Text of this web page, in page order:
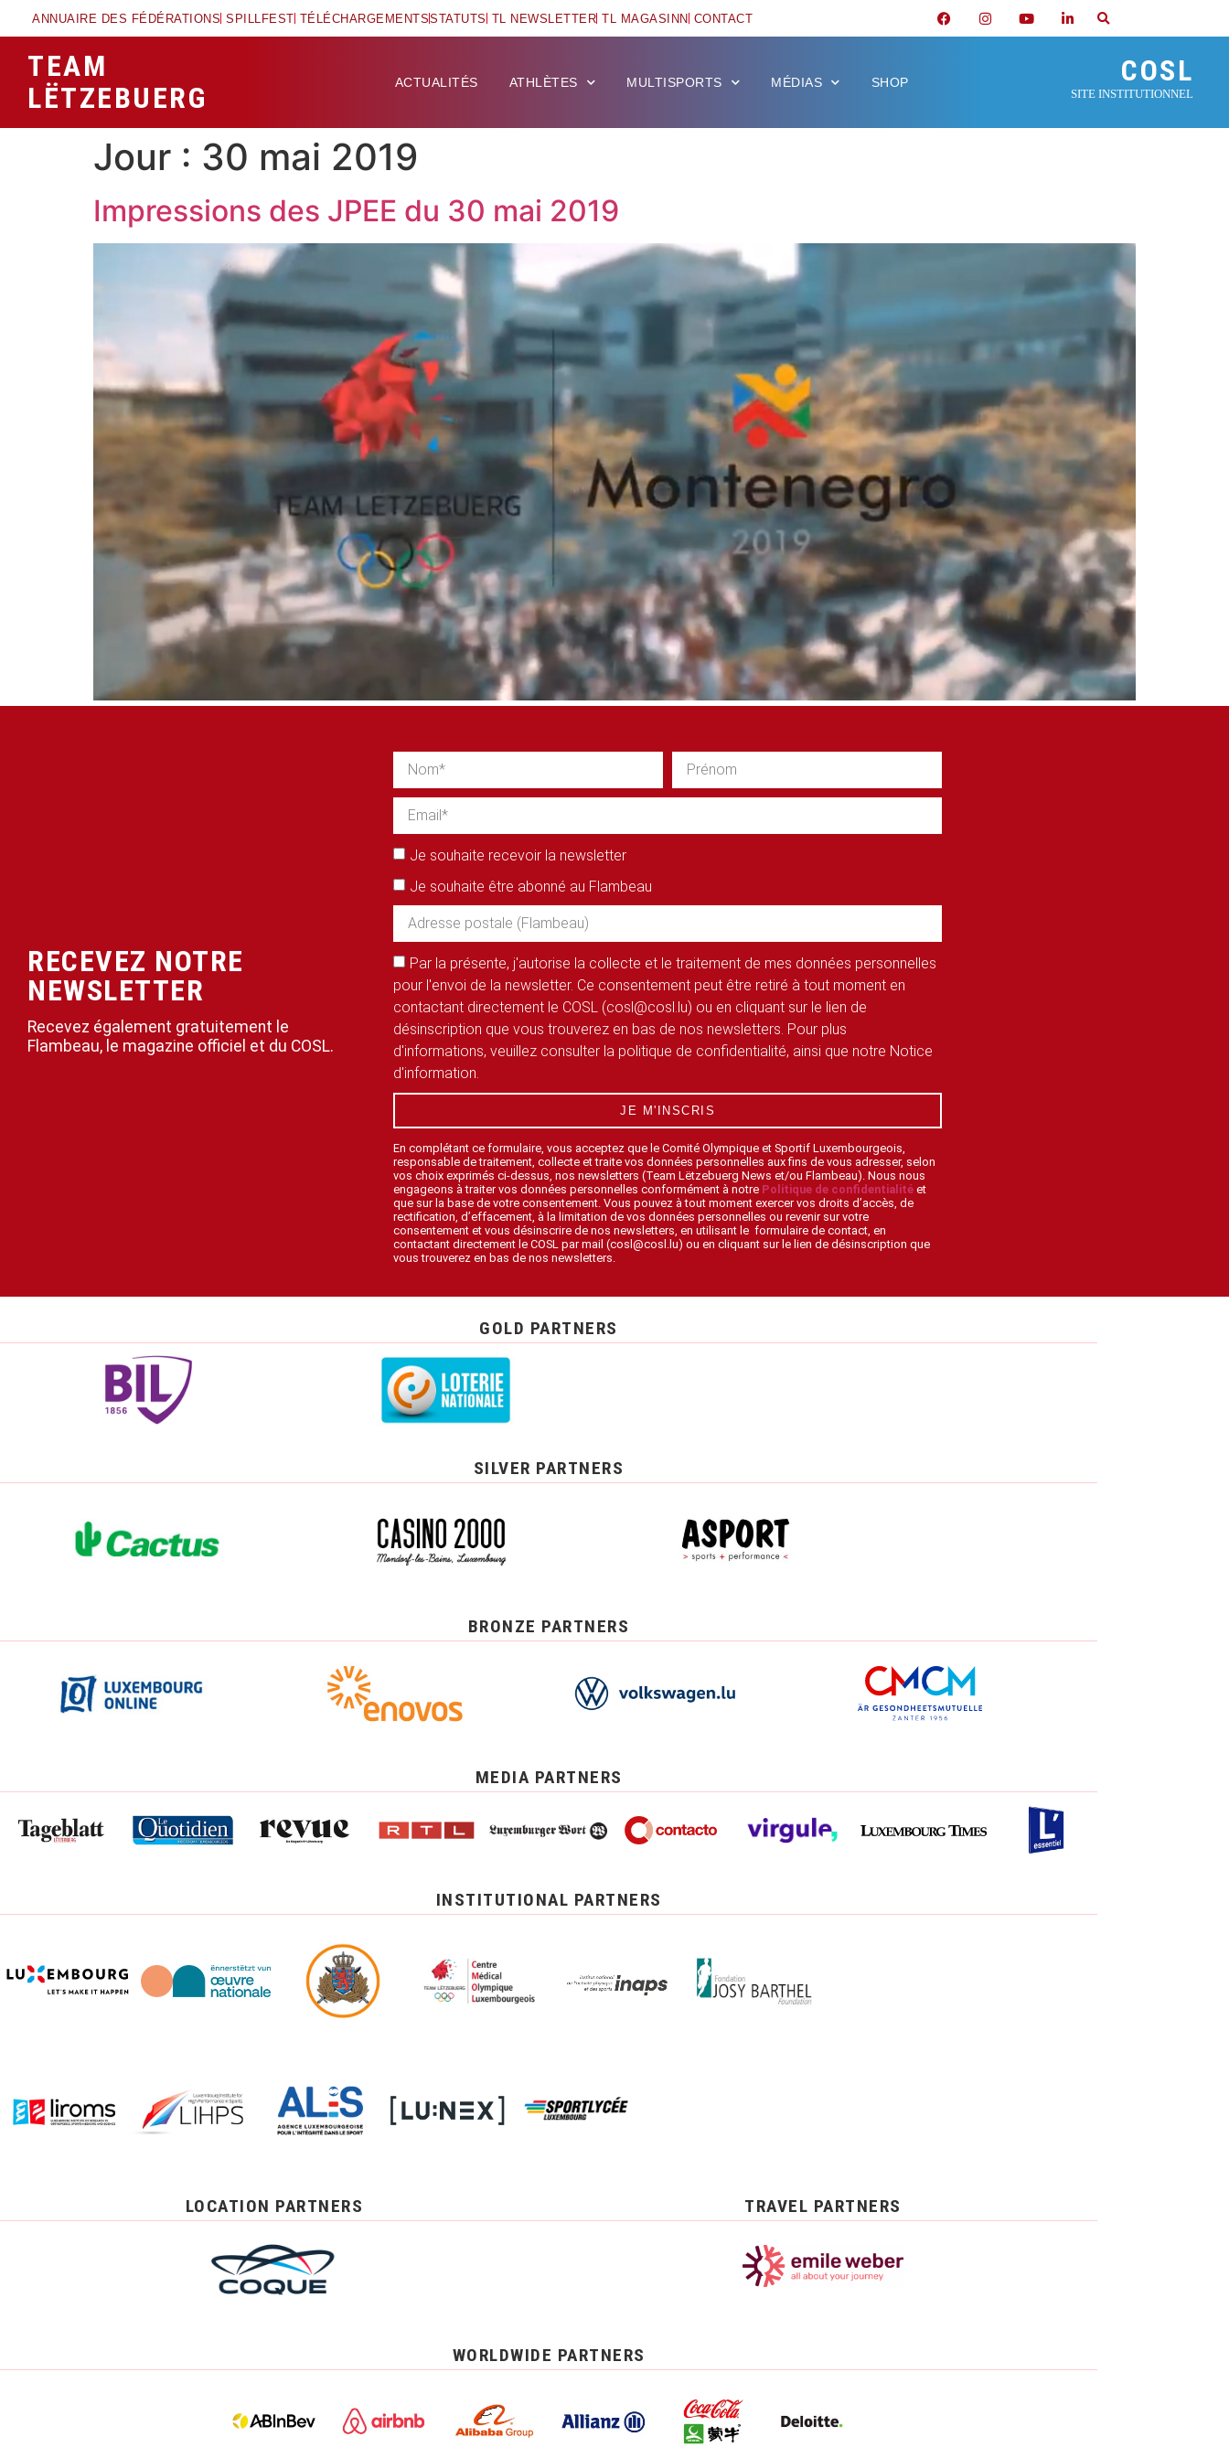
ANNUAIRE DES FÉDÉRATIONS SPILLFEST TÉLÉCHARGEMENTSSTATUTS TL NEWSLETTER TL MAGASINN CONTACT
TEAM
LËTZEBUERG
ACTUALITÉS ATHLÈTES MULTISPORTS MÉDIAS SHOP COSL
SITE INSTITUTIONNEL
Jour : 30 mai 2019
Impressions des JPEE du 30 mai 2019
RECEVEZ NOTRE
NEWSLETTER
Recevez également gratuitement le
Flambeau, le magazine officiel et du COSL.
Je souhaite recevoir la newsletter
Je souhaite être abonné au Flambeau
Par la présente, j'autorise la collecte et le traitement de mes données personnelles
pour l'envoi de la newsletter. Ce consentement peut être retiré à tout moment en
contactant directement le COSL (cosl@cosl.lu) ou en cliquant sur le lien de
désinscription que vous trouverez en bas de nos newsletters. Pour plus
d'informations, veuillez consulter la politique de confidentialité, ainsi que notre Notice
d'information.
JE M'INSCRIS
En complétant ce formulaire, vous acceptez que le Comité Olympique et Sportif Luxembourgeois,
responsable de traitement, collecte et traite vos données personnelles aux fins de vous adresser, selon
vos choix exprimés ci-dessus, nos newsletters (Team Lëtzebuerg News et/ou Flambeau). Nous nous
engageons à traiter vos données personnelles conformément à notre Politique de confidentialité et
que sur la base de votre consentement. Vous pouvez à tout moment exercer vos droits d’accès, de
rectification, d’effacement, à la limitation de vos données personnelles ou revenir sur votre
consentement et vous désinscrire de nos newsletters, en utilisant le formulaire de contact, en
contactant directement le COSL par mail (cosl@cosl.lu) ou en cliquant sur le lien de désinscription que
vous trouverez en bas de nos newsletters.
GOLD PARTNERS
SILVER PARTNERS
BRONZE PARTNERS
MEDIA PARTNERS
INSTITUTIONAL PARTNERS
LOCATION PARTNERS TRAVEL PARTNERS
WORLDWIDE PARTNERS